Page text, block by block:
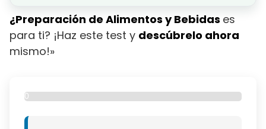
¿Preparación de Alimentos y Bebidas es
para ti? ¡Haz este test y descúbrelo ahora
mismo!»
0